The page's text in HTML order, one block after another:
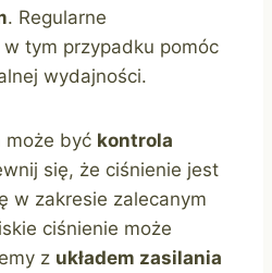
. Regularne
w tym przypadku pomóc
wydajności.
może być kontrola
się, że ciśnienie jest
w zakresie zalecanym
ciśnienie może
z układem zasilania